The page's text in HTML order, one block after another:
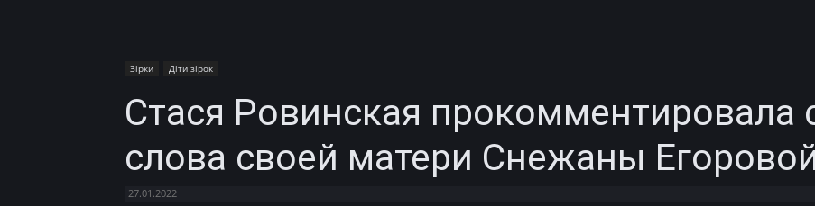
Зірки Діти зірок
Стася Ровинская прокомментировала
слова своей матери Снежаны
27.01.2022